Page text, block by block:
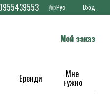
УкрРус Вход
Мой заказ
Бренди Мне
нужно